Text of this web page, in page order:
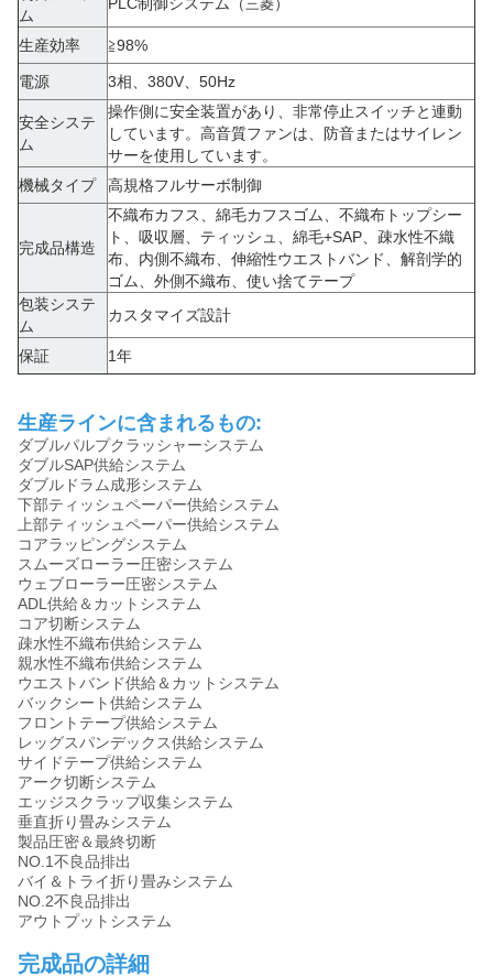
ム
三菱
生産効率 ≧98%
電源 3相、380V、50Hz
安全システ
ム
操作側に安全装置があり、非常停止スイッチと連動
しています。高音質ファンは、防音またはサイレン
サーを使用しています。
機械タイプ
高規格フルサーボ制御
完成品構造
不織布カフス、綿毛カフスゴム、不織布トップシー
ト、吸収層、ティッシュ、綿毛+SAP、疎水性不織
布、内側不織布、伸縮性ウエストバンド、解剖学的
ゴム、外側不織布、使い捨てテープ
包装システ
ム
カスタマイズ設計
保証 1年
生産ラインに含まれるもの:
ダブルパルプクラッシャーシステム
ダブルSAP供給システム
ダブルドラム成形システム
下部ティッシュペーパー供給システム
上部ティッシュペーパー供給システム
コアラッピングシステム
スムーズローラー圧密システム
ウェブローラー圧密システム
ADL供給＆カットシステム
コア切断システム
疎水性不織布供給システム
親水性不織布供給システム
ウエストバンド供給＆カットシステム
バックシート供給システム
フロントテープ供給システム
レッグスパンデックス供給システム
サイドテープ供給システム
アーク切断システム
エッジスクラップ収集システム
垂直折り畳みシステム
製品圧密＆最終切断
NO.1不良品排出
バイ＆トライ折り畳みシステム
NO.2不良品排出
アウトプットシステム
完成品の詳細